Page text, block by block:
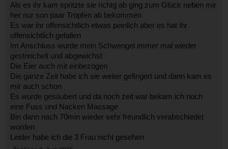
Als es ihr kam spritzte sie richtg ab ging zum Glück neben mir
her nur son paar Tropfen ab bekommen
Es war ihr offensichtlich etwas peinlich aber es hat ihr
offensichtlich gefallen
Im Anschluss wurde mein Schwengel immer mal wieder
gestreichelt und abgewichst
Die Eier auch mit einbezogen
Die ganze Zeit habe ich sie weiter gefingert und dann kam es
mir auch schon
Es wurde gesäubert und da noch zeit war bekam ich noch
eine Fuss und Nacken Massage
Bin dann nach 70min wieder sehr freundlich verabschiedet
worden
Leider habe ich die 3 Frau nicht gesehen